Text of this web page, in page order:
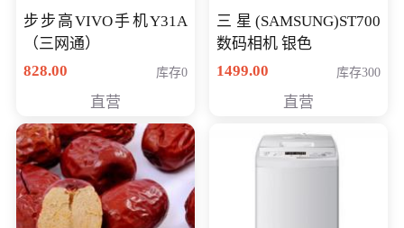
步步高VIVO手机Y31A
（三网通）
828.00
库存0
直营
三星(SAMSUNG)ST700
数码相机 银色
1499.00
库存300
直营